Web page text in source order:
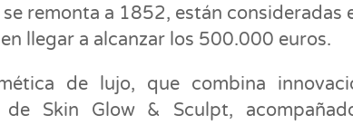
remonta a 1852, están consideradas
llegar a alcanzar los 500.000 euros.
de lujo, que combina
Skin Glow & Sculpt,